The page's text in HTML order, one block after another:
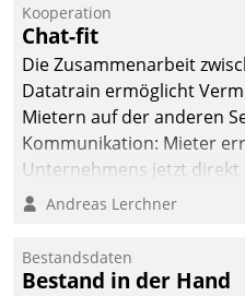
Kooperation
Chat-fit
Die Zusammenarbeit
Datatrain ermöglicht
Mietern auf der anderen
Kommunikation: Mieter
Unternehmens jetzt direkt
Mitarbeiter oder
Andreas Lerchner
Bestandsdaten
Bestand in der Hand